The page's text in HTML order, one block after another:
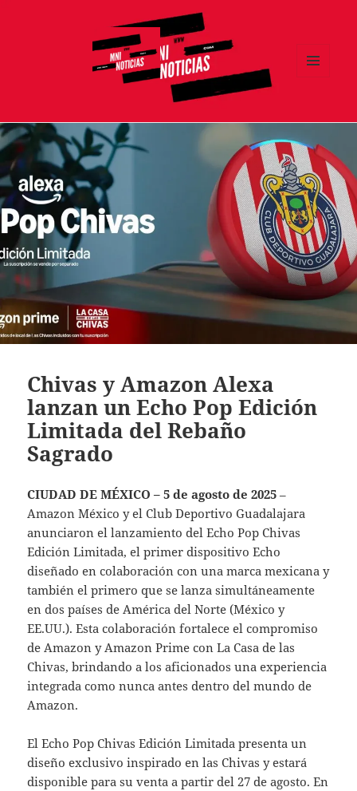
Chivas y Amazon Alexa
lanzan un Echo Pop Edición
Limitada del Rebaño
Sagrado
CIUDAD DE MÉXICO – 5 de agosto de 2025 –
Amazon México y el Club Deportivo Guadalajara
anunciaron el lanzamiento del Echo Pop Chivas
Edición Limitada, el primer dispositivo Echo
diseñado en colaboración con una marca mexicana y
también el primero que se lanza simultáneamente
en dos países de América del Norte (México y
EE.UU.). Esta colaboración fortalece el compromiso
de Amazon y Amazon Prime con La Casa de las
Chivas, brindando a los aficionados una experiencia
integrada como nunca antes dentro del mundo de
Amazon.
El Echo Pop Chivas Edición Limitada presenta un
diseño exclusivo inspirado en las Chivas y estará
disponible para su venta a partir del 27 de agosto. En